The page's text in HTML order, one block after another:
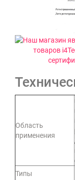
Область
применения
Типы